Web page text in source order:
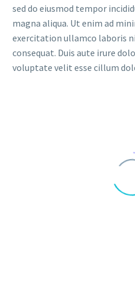
sed do eiusmod tempor
magna aliqua. Ut enim ad
exercitation ullamco laboris
consequat. Duis aute irure
voluptate velit esse cillum